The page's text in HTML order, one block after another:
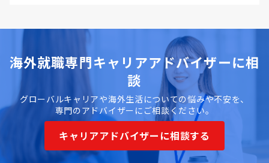
海外就職専門キャリアアドバイザーに相
談
グローバルキャリアや海外生活についての悩みや不安を、
専門のアドバイザーにご相談ください。
キャリアアドバイザーに相談する